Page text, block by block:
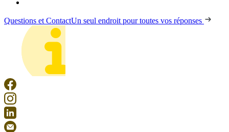
Questions et ContactUn seul endroit pour toutes vos réponses